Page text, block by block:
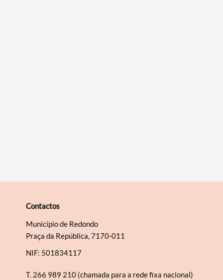
Contactos
Município de Redondo
Praça da República, 7170-011
NIF: 501834117
T. 266 989 210 (chamada para a rede fixa nacional)